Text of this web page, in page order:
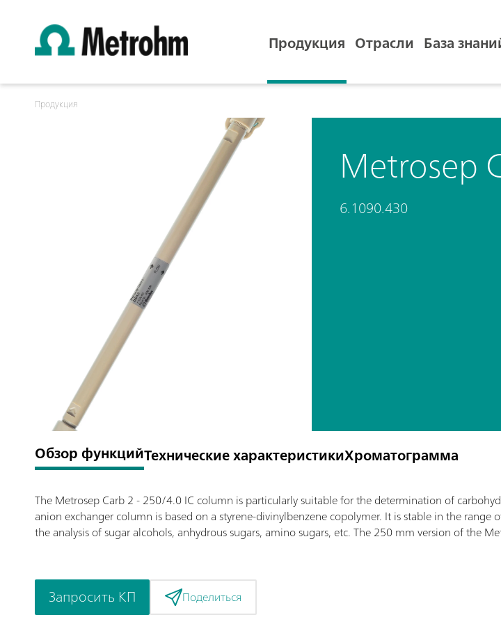
Продукция Отрасли База
Продукция
Metrosep
6.1090.430
Обзор функцийТехнические характеристикиХроматограмма
The Metrosep Carb 2 - 250/4.0 IC column is particularly suitable for the determination of
anion exchanger column is based on a styrene-divinylbenzene copolymer. It is stable in the
the analysis of sugar alcohols, anhydrous sugars, amino sugars, etc. The 250 mm version of the
Запросить КП Поделиться